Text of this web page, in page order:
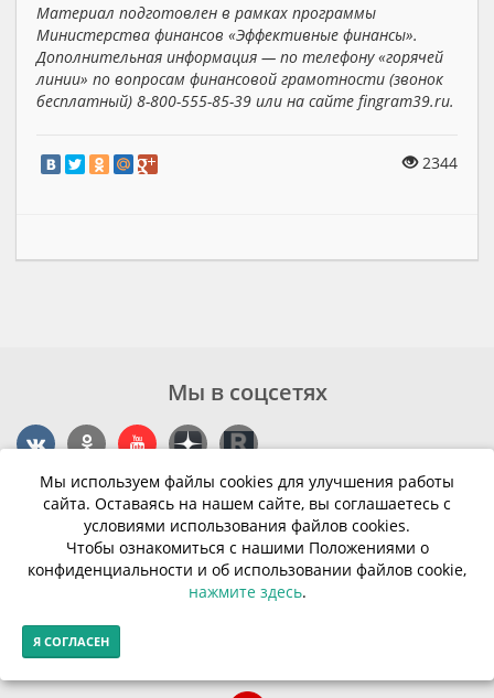
Материал подготовлен в рамках программы
Министерства финансов «Эффективные финансы».
Дополнительная информация — по телефону «горячей
линии» по вопросам финансовой грамотности (звонок
бесплатный) 8-800-555-85-39 или на сайте fingram39.ru.
2344
Мы используем файлы cookies для улучшения работы
сайта. Оставаясь на нашем сайте, вы соглашаетесь с
условиями использования файлов cookies.
Чтобы ознакомиться с нашими Положениями о
конфиденциальности и об использовании файлов cookie,
нажмите здесь.
Я СОГЛАСЕН
Мы в соцсетях
Контакты
г. Калининград, ул. Эпроновская, 1
Часы работы: с 10:00 до 20:00
© Финансовая грамотность населения 2013-2026г.